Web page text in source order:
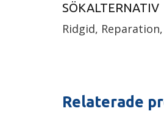
SÖKALTERNATIV
Ridgid,
Relaterade